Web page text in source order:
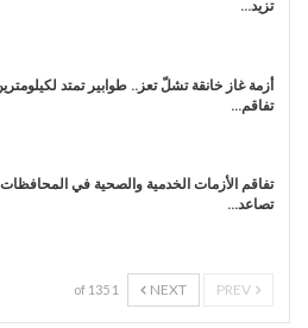
تزيد…
أزمة غاز خانقة تشلّ تعز.. طوابير تمتد
تفاقم…
تفاقم الأزمات الخدمية والصحية في المحافظات
تصاعد…
NEXT
1 of 135